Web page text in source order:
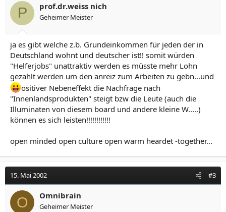
P prof.dr.weiss nich
Geheimer Meister
ja es gibt welche z.b. Grundeinkommen für jeden der in
Deutschland wohnt und deutscher ist!! somit würden
"Helferjobs" unattraktiv werden es müsste mehr Lohn
gezahlt werden um den anreiz zum Arbeiten zu gebn...und
ositiver Nebeneffekt die Nachfrage nach
"Innenlandsprodukten" steigt bzw die Leute (auch die
Illuminaten von diesem board und andere kleine W.....)
können es sich leisten!!!!!!!!!!!!
open minded open culture open warm heardet -together...
15. Mai 2002 #3
O Omnibrain
Geheimer Meister